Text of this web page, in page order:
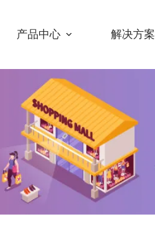
产品中心 解决方案